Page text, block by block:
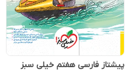
پیشتاز فارسی هفتم خیلی سبز